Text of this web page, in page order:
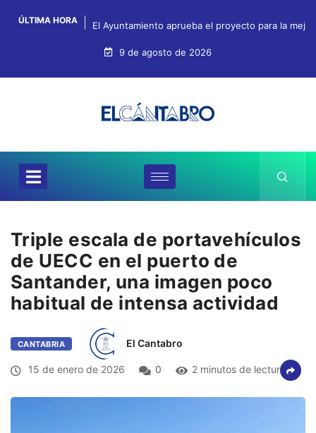
ÚLTIMA HORA El Ayuntamiento aprueba el proyecto para la
9 de agosto de 2026
Triple escala de portavehículos
de UECC en el puerto de
Santander, una imagen poco
habitual de intensa actividad
CANTABRIA El Cantabro
15 de enero de 2026 0 2 minutos de lectura